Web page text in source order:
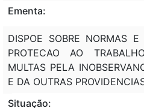
Ementa:
DISPOE SOBRE NORMAS
PROTECAO AO
MULTAS PELA
E DA OUTRAS
Situação: